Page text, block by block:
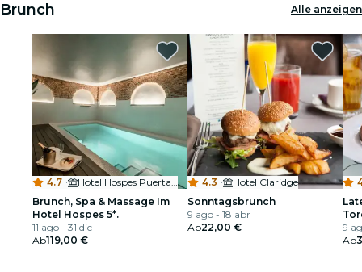
Brunch Alle anzeigen
4.7 ·
Hotel Hospes Puerta de Alcalá
Brunch, Spa & Massage Im
Hotel Hospes 5*.
11 ago - 31 dic
Ab119,00 €
4.3 ·
Hotel Claridge
Sonntagsbrunch
9 ago - 18 abr
Ab22,00 €
9
Ab